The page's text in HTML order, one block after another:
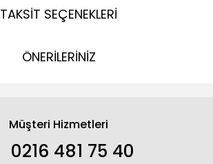
TAKSİT SEÇENEKLERİ
ÖNERİLERİNİZ
Müşteri Hizmetleri
0216 481 75 40